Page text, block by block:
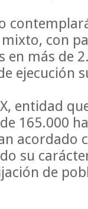
con
más de
ejecución
entidad
165.000
acordado
su
de